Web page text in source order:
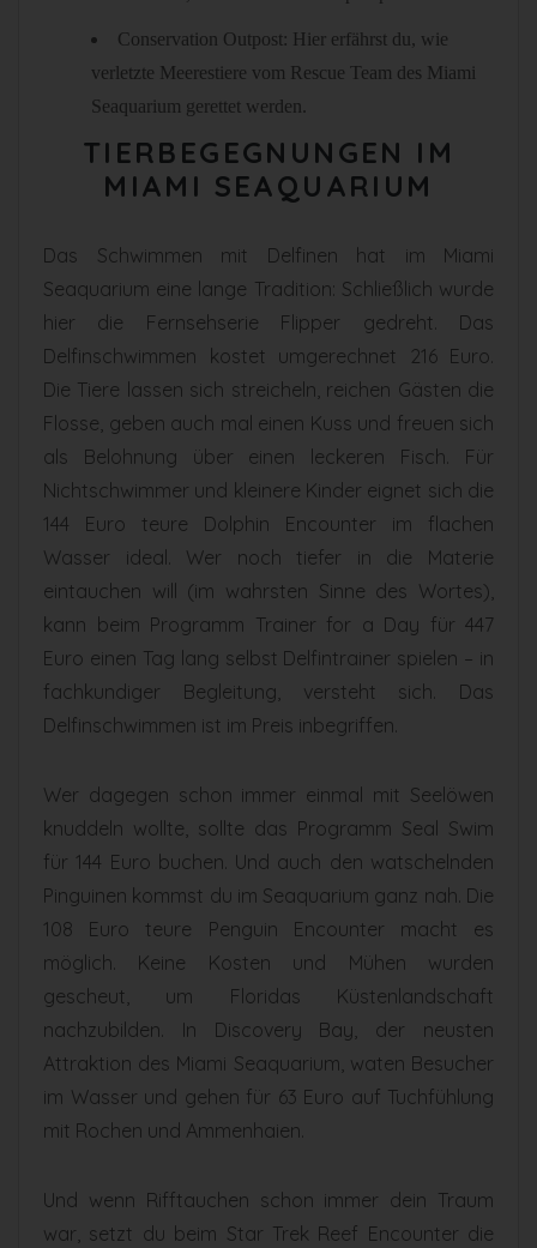
Conservation Outpost: Hier erfährst du, wie
verletzte Meerestiere vom Rescue Team des Miami
Seaquarium gerettet werden.
TIERBEGEGNUNGEN IM
MIAMI SEAQUARIUM
Das Schwimmen mit Delfinen hat im Miami
Seaquarium eine lange Tradition: Schließlich wurde
hier die Fernsehserie Flipper gedreht. Das
Delfinschwimmen kostet umgerechnet 216 Euro.
Die Tiere lassen sich streicheln, reichen Gästen die
Flosse, geben auch mal einen Kuss und freuen sich
als Belohnung über einen leckeren Fisch. Für
Nichtschwimmer und kleinere Kinder eignet sich die
144 Euro teure Dolphin Encounter im flachen
Wasser ideal. Wer noch tiefer in die Materie
eintauchen will (im wahrsten Sinne des Wortes),
kann beim Programm Trainer for a Day für 447
Euro einen Tag lang selbst Delfintrainer spielen – in
fachkundiger Begleitung, versteht sich. Das
Delfinschwimmen ist im Preis inbegriffen.
Wer dagegen schon immer einmal mit Seelöwen
knuddeln wollte, sollte das Programm Seal Swim
für 144 Euro buchen. Und auch den watschelnden
Pinguinen kommst du im Seaquarium ganz nah. Die
108 Euro teure Penguin Encounter macht es
möglich. Keine Kosten und Mühen wurden
gescheut, um Floridas Küstenlandschaft
nachzubilden. In Discovery Bay, der neusten
Attraktion des Miami Seaquarium, waten Besucher
im Wasser und gehen für 63 Euro auf Tuchfühlung
mit Rochen und Ammenhaien.
Und wenn Rifftauchen schon immer dein Traum
war, setzt du beim Star Trek Reef Encounter die